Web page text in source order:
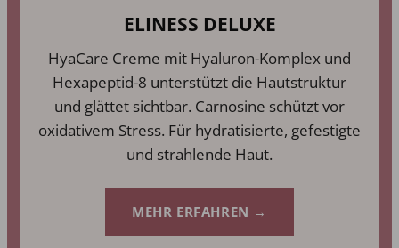
ELINESS DELUXE
HyaCare Creme mit Hyaluron-Komplex und
Hexapeptid-8 unterstützt die Hautstruktur
und glättet sichtbar. Carnosine schützt vor
oxidativem Stress. Für hydratisierte, gefestigte
und strahlende Haut.
MEHR ERFAHREN →